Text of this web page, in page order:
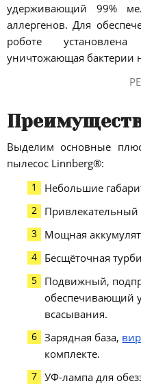
удерживающий 99%
аллергенов. Для
роботе установлена
уничтожающая бактерии
Выделим основные
пылесос Linnberg®:
Небольшие
Мощная
Бесщёточная
Подвижный,
обеспечивающий
всасывания.
Зарядная база,
комплекте.
УФ-лампа для